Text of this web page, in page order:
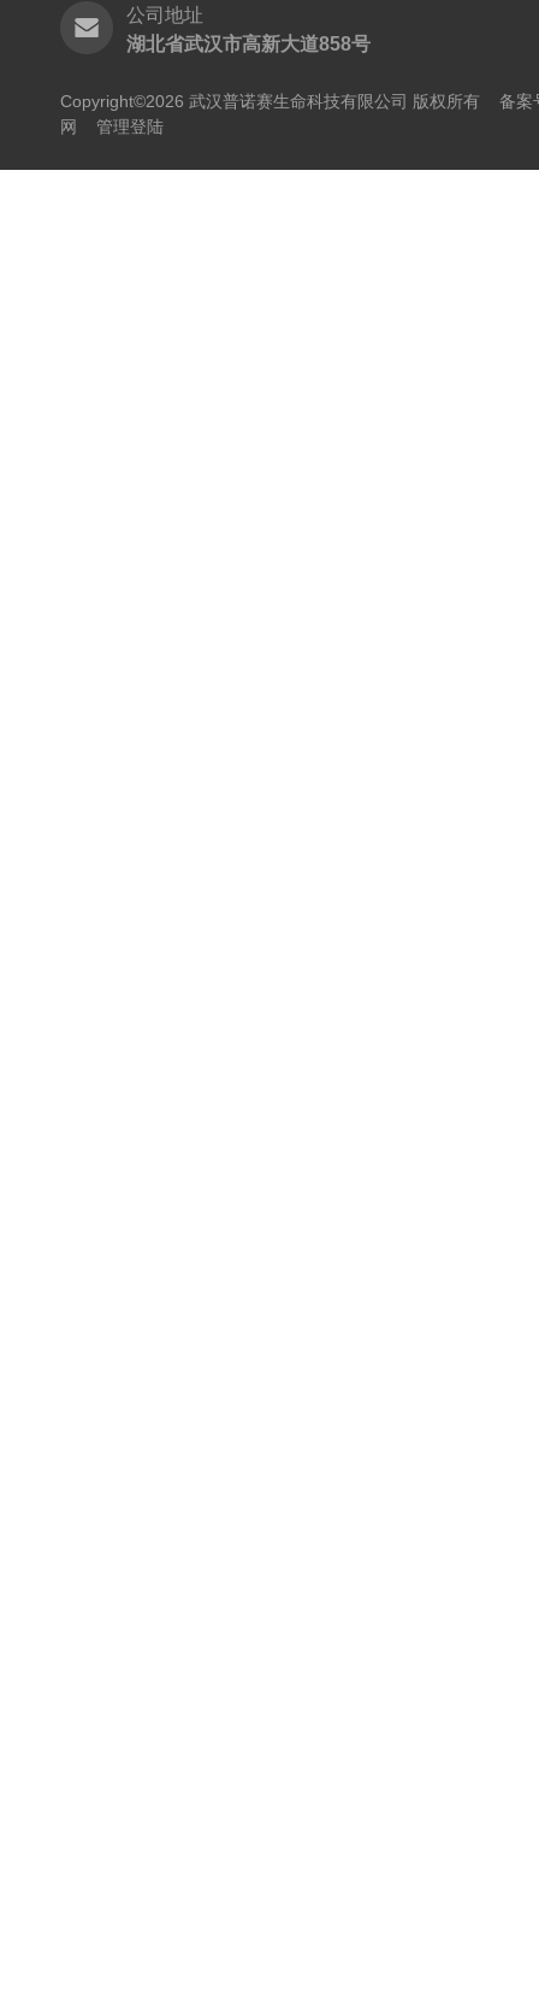
公司地址
湖北省武汉市高新大道858号
Copyright©2026 武汉普诺赛生命科技有限公司 版权所有 备案
网
管理登陆